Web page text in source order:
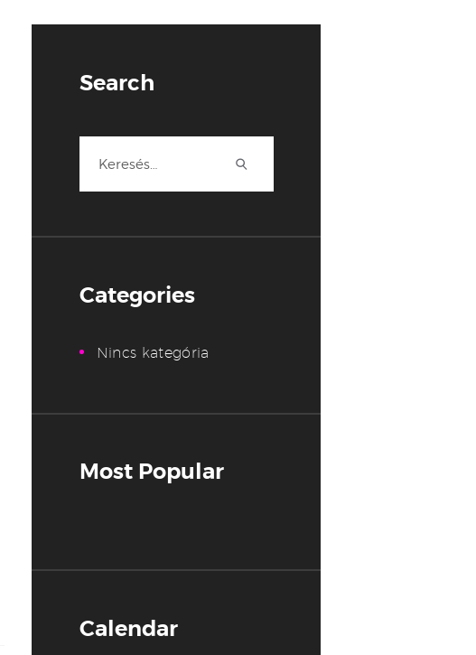
Search
Categories
Nincs kategória
Most Popular
Calendar